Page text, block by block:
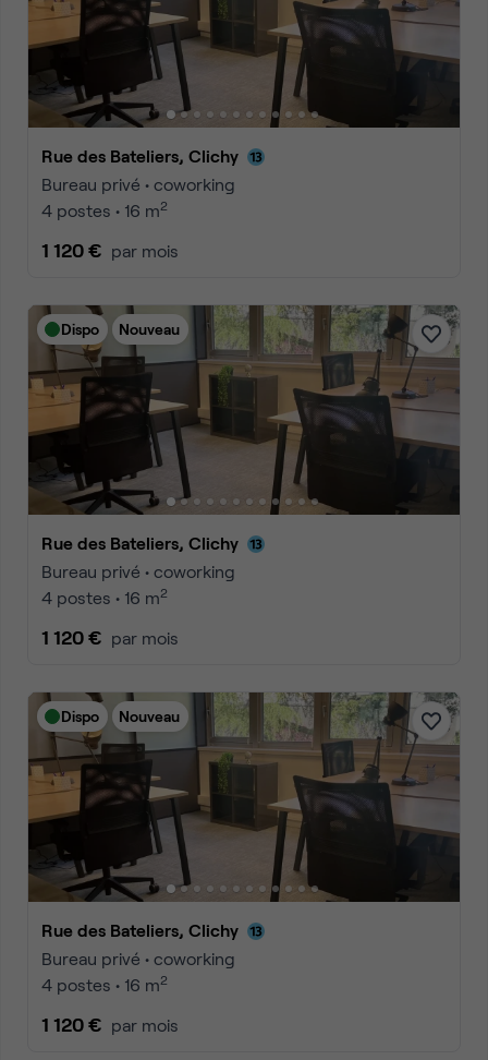
Rue des Bateliers, Clichy
Bureau privé • coworking
4 postes • 16 m2
1 120 € par mois
Dispo Nouveau
Rue des Bateliers, Clichy
Bureau privé • coworking
4 postes • 16 m2
1 120 € par mois
Dispo Nouveau
Rue des Bateliers, Clichy
Bureau privé • coworking
4 postes • 16 m2
1 120 € par mois